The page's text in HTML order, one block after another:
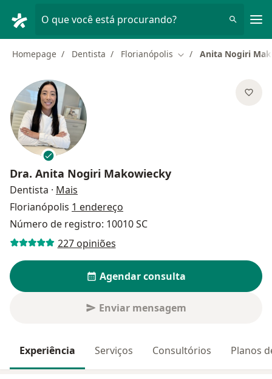
O que você está procurando?
Homepage Dentista Florianópolis Mudar de cidade
Anita Nogiri
Dra. Anita Nogiri Makowiecky
Dentista · Mais
Florianópolis 1 endereço
Número de registro: 10010 SC
227 opiniões
Agendar consulta
Enviar mensagem
Experiência Serviços Consultórios Planos